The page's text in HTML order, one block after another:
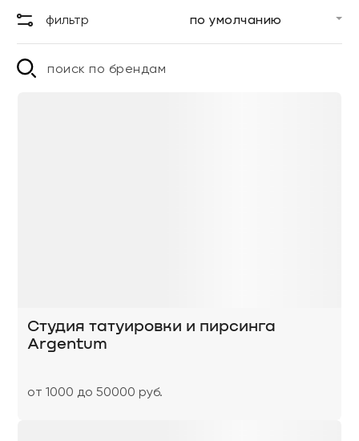
фильтр
поиск по брендам
Студия татуировки и пирсинга
Argentum
от 1000 до 50000 руб.